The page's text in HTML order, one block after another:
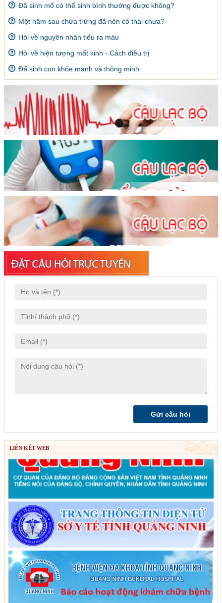
Đã sinh mổ có thể sinh bình thường được không?
Một năm sau chửa trứng đã nên có thai chưa?
Hỏi về nguyên nhân tiểu ra máu
Hỏi về hiện tượng mất kinh - Cách điều trị
Để sinh con khỏe mạnh và thông minh
LIÊN KẾT WEB